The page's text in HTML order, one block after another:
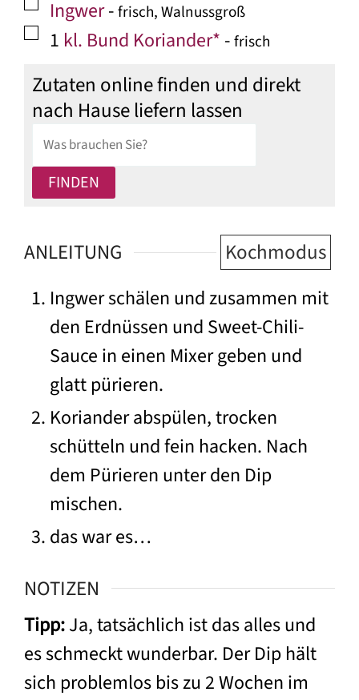
▢
Ingwer-frisch, Walnussgroß
▢
1 kl. Bund Koriander* -frisch
Zutaten online finden und direkt
nach Hause liefern lassen
ANLEITUNG Kochmodus
Ingwer schälen und zusammen mit
den Erdnüssen und Sweet-Chili-
Sauce in einen Mixer geben und
glatt pürieren.
Koriander abspülen, trocken
schütteln und fein hacken. Nach
dem Pürieren unter den Dip
mischen.
das war es…
NOTIZEN
Tipp:Ja, tatsächlich ist das alles und
es schmeckt wunderbar. Der Dip hält
sich problemlos bis zu 2 Wochen im